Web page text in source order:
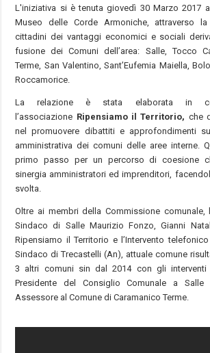
L'iniziativa si è tenuta giovedì 30 Marzo 2017
Museo delle Corde Armoniche, attraverso
cittadini dei vantaggi economici e sociali
fusione dei Comuni dell’area: Salle, Tocco
Terme, San Valentino, Sant’Eufemia Maiella,
Roccamorice.
La relazione è stata elaborata in
l’associazione Ripensiamo il Territorio, che
nel promuovere dibattiti e approfondimenti
amministrativa dei comuni delle aree interne.
primo passo per un percorso di coesione
sinergia amministratori ed imprenditori,
svolta.
Oltre ai membri della Commissione comunale,
Sindaco di Salle Maurizio Fonzo, Gianni
Ripensiamo il Territorio e l’Intervento
Sindaco di Trecastelli (An), attuale comune
3 altri comuni sin dal 2014 con gli interventi
Presidente del Consiglio Comunale a
Assessore al Comune di Caramanico Terme.